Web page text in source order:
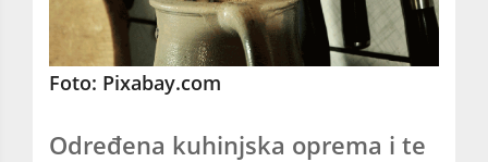
Foto: Pixabay.com
Određena kuhinjska oprema i te